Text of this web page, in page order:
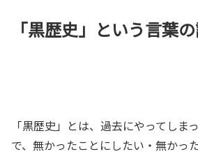
「黒歴史」という言葉
「黒歴史」とは、過去にやってしま
で、無かったことにしたい・無かっ